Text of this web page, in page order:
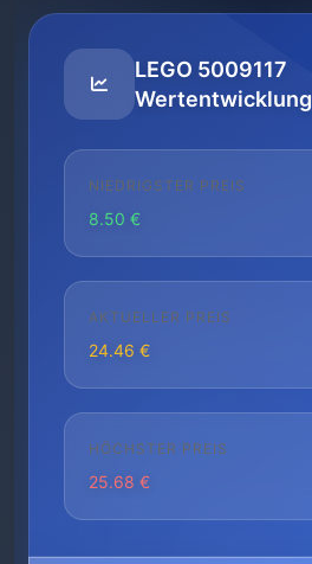
LEGO 5009117
Wertentwicklung
NIEDRIGSTER PREIS
8.50 €
AKTUELLER PREIS
24.46 €
HÖCHSTER PREIS
25.68 €